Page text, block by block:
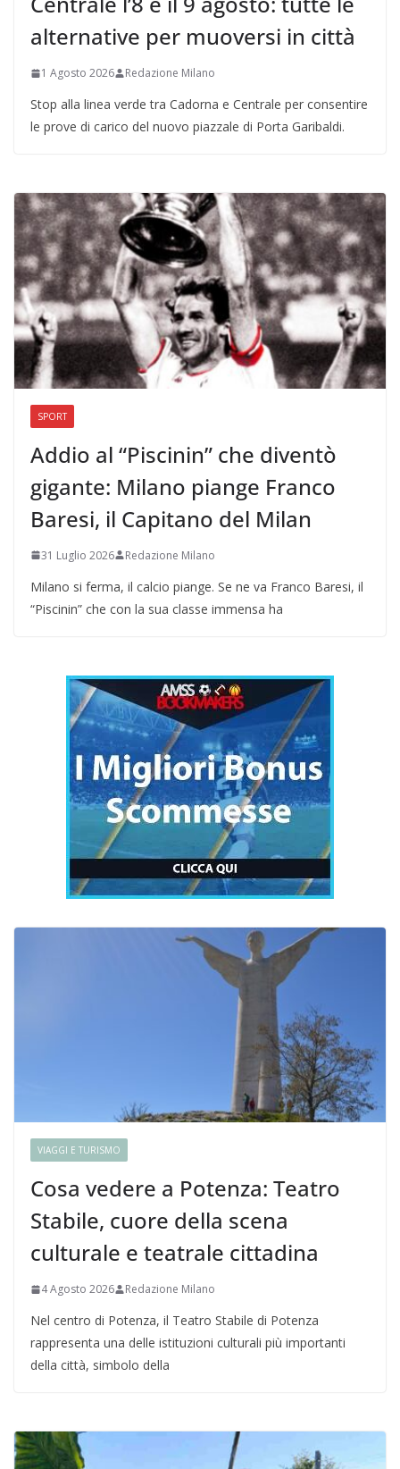
alternative per muoversi in città
1 Agosto 2026 Redazione Milano
Stop alla linea verde tra Cadorna e Centrale per consentire
le prove di carico del nuovo piazzale di Porta Garibaldi.
SPORT
Addio al “Piscinin” che diventò
gigante: Milano piange Franco
Baresi, il Capitano del Milan
31 Luglio 2026 Redazione Milano
Milano si ferma, il calcio piange. Se ne va Franco Baresi, il
“Piscinin” che con la sua classe immensa ha
VIAGGI E TURISMO
Cosa vedere a Potenza: Teatro
Stabile, cuore della scena
culturale e teatrale cittadina
4 Agosto 2026 Redazione Milano
Nel centro di Potenza, il Teatro Stabile di Potenza
rappresenta una delle istituzioni culturali più importanti
della città, simbolo della